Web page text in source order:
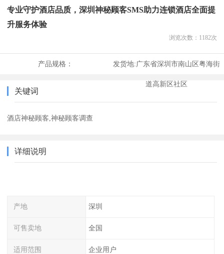
专业守护酒店品质，深圳神秘顾客SMS助力连锁酒店全面提
升服务体验
浏览次数： 1182次
产品规格： 发货地:广东省深圳市南山区粤海街
道高新区社区
关键词
酒店神秘顾客,神秘顾客调查
详细说明
产地 深圳
可售卖地 全国
适用范围 企业用户